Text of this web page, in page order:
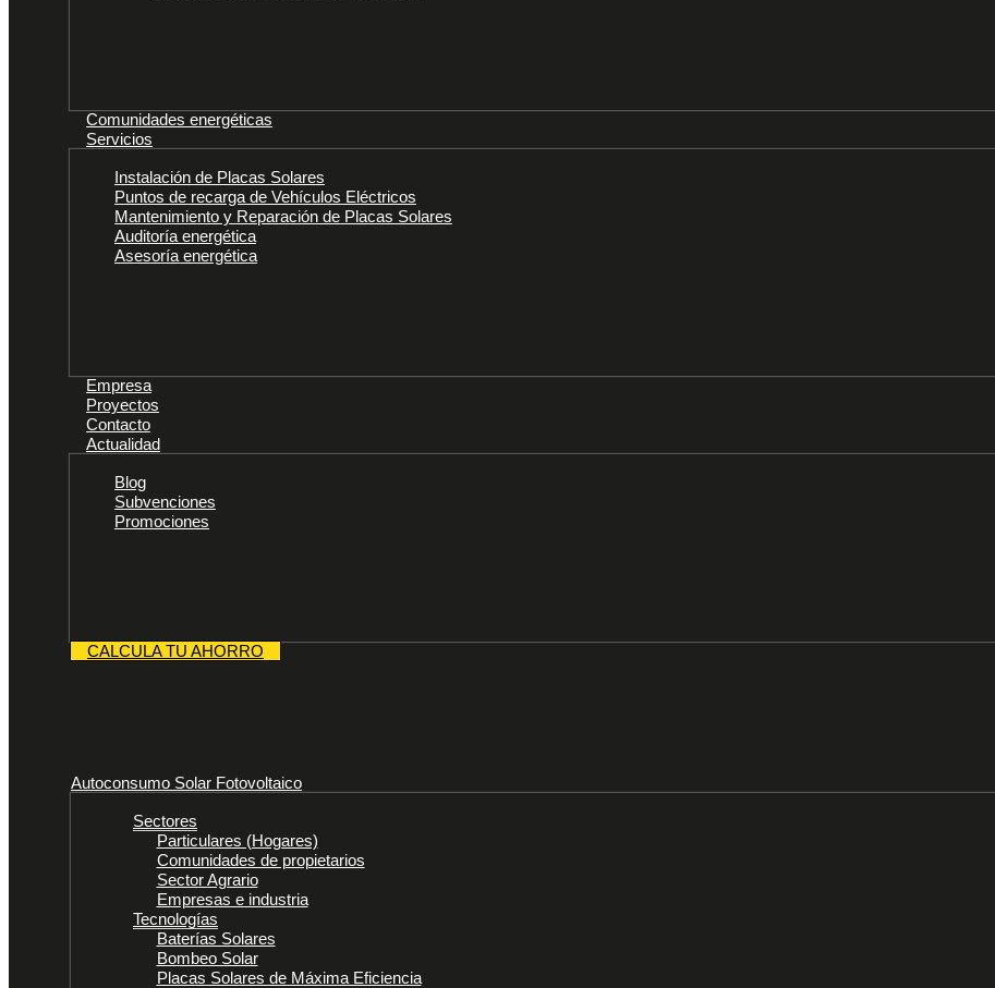
Comunidades energéticas
Servicios
Instalación de Placas Solares
Puntos de recarga de Vehículos Eléctricos
Mantenimiento y Reparación de Placas Solares
Auditoría energética
Asesoría energética
Empresa
Proyectos
Contacto
Actualidad
Blog
Subvenciones
Promociones
CALCULA TU AHORRO
Autoconsumo Solar Fotovoltaico
Sectores
Particulares (Hogares)
Comunidades de propietarios
Sector Agrario
Empresas e industria
Tecnologías
Baterías Solares
Bombeo Solar
Placas Solares de Máxima Eficiencia